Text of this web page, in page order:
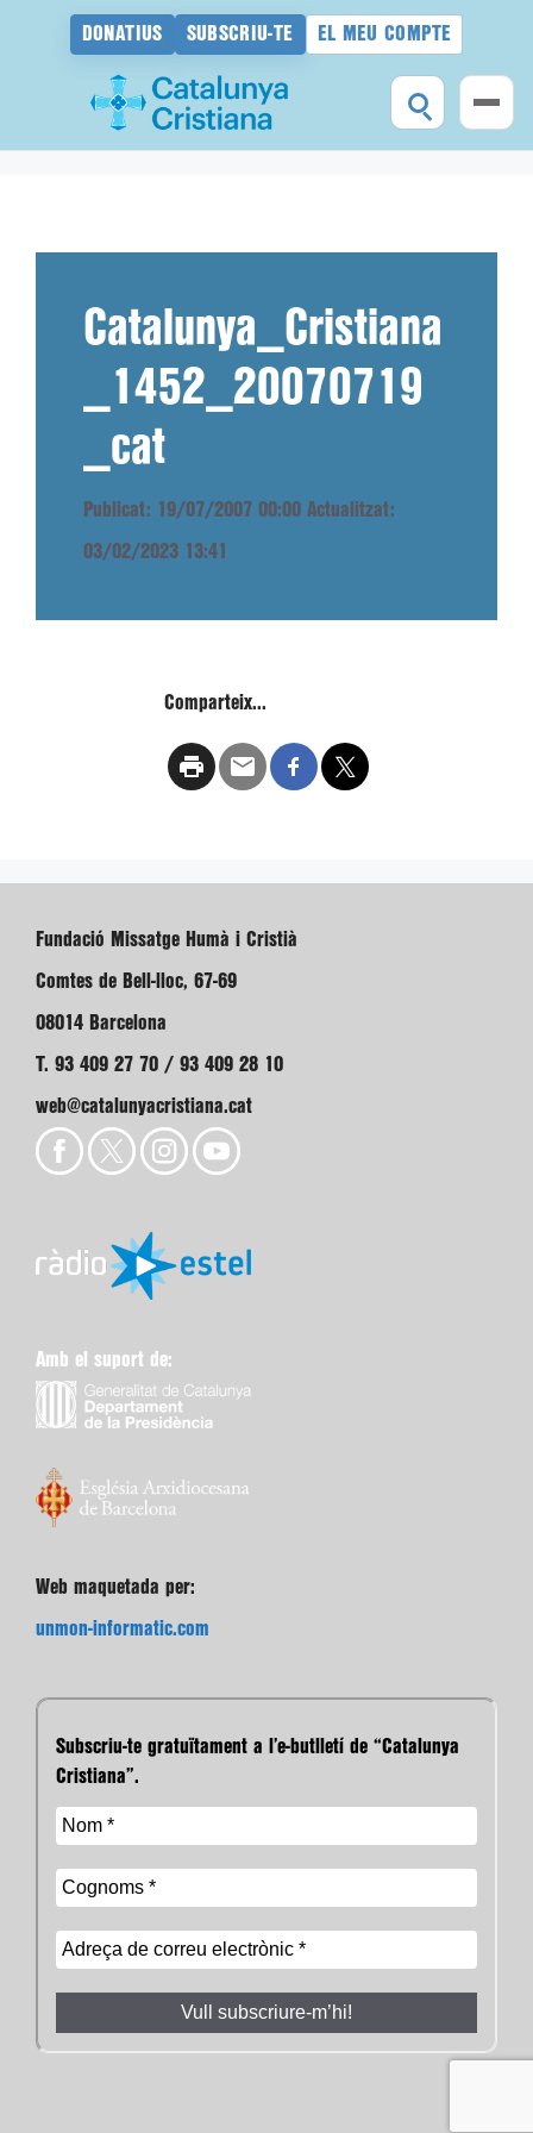
DONATIUS SUBSCRIU-TE EL MEU COMPTE
Catalunya_Cristiana
_1452_20070719
_cat
Publicat: 19/07/2007 00:00 Actualitzat:
03/02/2023 13:41
Comparteix...
Fundació Missatge Humà i Cristià
Comtes de Bell-lloc, 67-69
08014 Barcelona
T. 93 409 27 70 / 93 409 28 10
web@catalunyacristiana.cat
Amb el suport de:
Web maquetada per:
unmon-informatic.com
Subscriu-te gratuïtament a l’e-butlletí de “Catalunya
Cristiana”.